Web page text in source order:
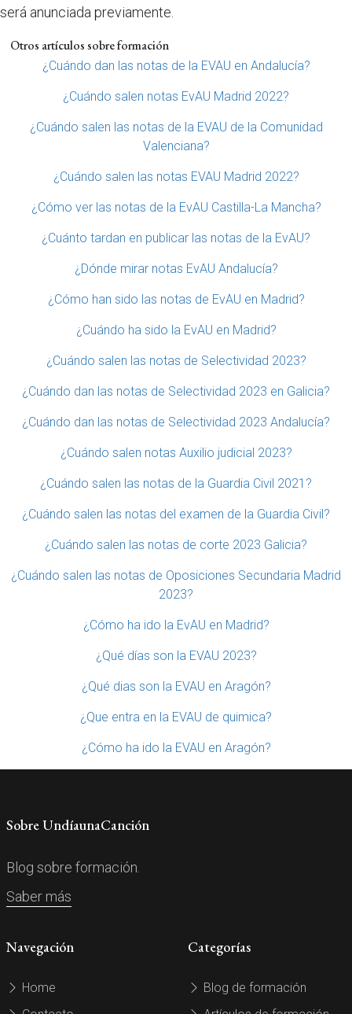
será anunciada previamente.
Otros artículos sobre formación
¿Cuándo dan las notas de la EVAU en Andalucía?
¿Cuándo salen notas EvAU Madrid 2022?
¿Cuándo salen las notas de la EVAU de la Comunidad
Valenciana?
¿Cuándo salen las notas EVAU Madrid 2022?
¿Cómo ver las notas de la EvAU Castilla-La Mancha?
¿Cuánto tardan en publicar las notas de la EvAU?
¿Dónde mirar notas EvAU Andalucía?
¿Cómo han sido las notas de EvAU en Madrid?
¿Cuándo ha sido la EvAU en Madrid?
¿Cuándo salen las notas de Selectividad 2023?
¿Cuándo dan las notas de Selectividad 2023 en Galicia?
¿Cuándo dan las notas de Selectividad 2023 Andalucía?
¿Cuándo salen notas Auxilio judicial 2023?
¿Cuándo salen las notas de la Guardia Civil 2021?
¿Cuándo salen las notas del examen de la Guardia Civil?
¿Cuándo salen las notas de corte 2023 Galicia?
¿Cuándo salen las notas de Oposiciones Secundaria Madrid
2023?
¿Cómo ha ido la EvAU en Madrid?
¿Qué días son la EVAU 2023?
¿Qué dias son la EVAU en Aragón?
¿Que entra en la EVAU de quimica?
¿Cómo ha ido la EVAU en Aragón?
Sobre UndíaunaCanción
Blog sobre formación.
Saber más
Navegación
Home
Categorías
Blog de formación